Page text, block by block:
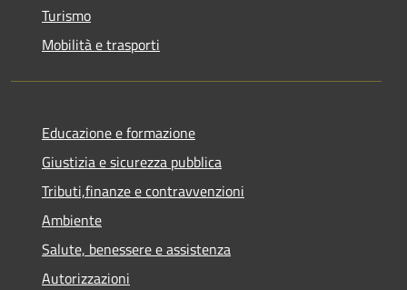
Turismo
Mobilità e trasporti
Educazione e formazione
Giustizia e sicurezza pubblica
Tributi,finanze e contravvenzioni
Ambiente
Salute, benessere e assistenza
Autorizzazioni